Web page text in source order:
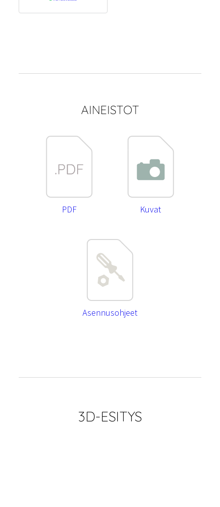
AINEISTOT
PDF Kuvat
Asennusohjeet
3D-ESITYS